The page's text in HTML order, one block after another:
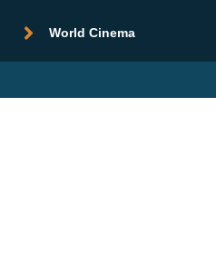
World Cinema